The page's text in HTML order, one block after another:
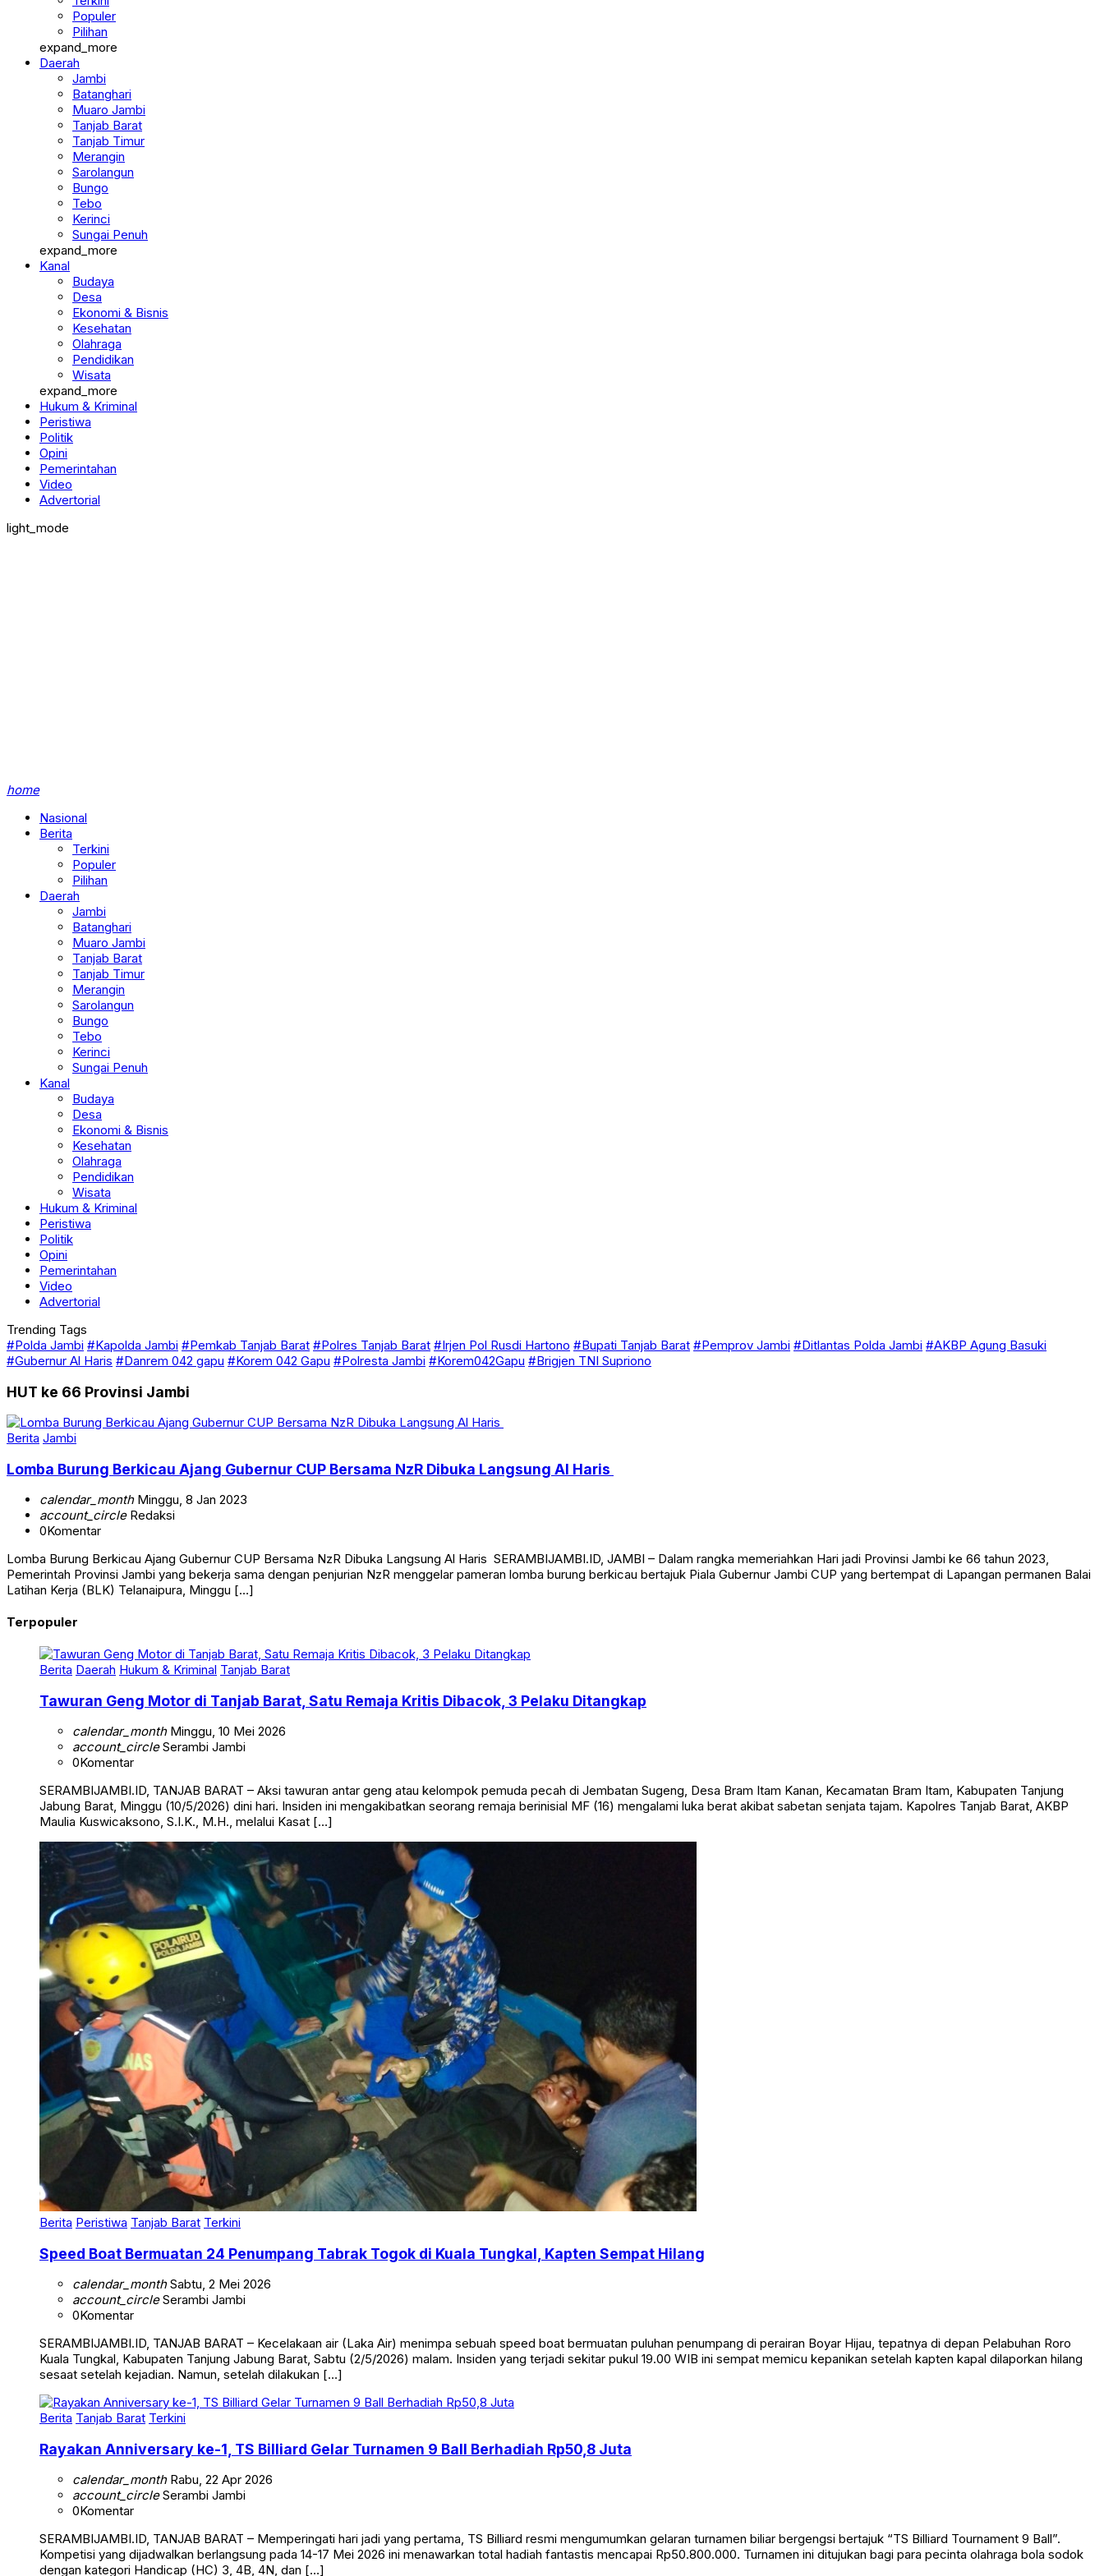
Populer
Pilihan
expand_more
Daerah
Jambi
Batanghari
Muaro Jambi
Tanjab Barat
Tanjab Timur
Merangin
Sarolangun
Bungo
Tebo
Kerinci
Sungai Penuh
expand_more
Kanal
Budaya
Desa
Ekonomi & Bisnis
Kesehatan
Olahraga
Pendidikan
Wisata
expand_more
Hukum & Kriminal
Peristiwa
Politik
Opini
Pemerintahan
Video
Advertorial
light_mode
home
Nasional
Berita
Terkini
Populer
Pilihan
Daerah
Jambi
Batanghari
Muaro Jambi
Tanjab Barat
Tanjab Timur
Merangin
Sarolangun
Bungo
Tebo
Kerinci
Sungai Penuh
Kanal
Budaya
Desa
Ekonomi & Bisnis
Kesehatan
Olahraga
Pendidikan
Wisata
Hukum & Kriminal
Peristiwa
Politik
Opini
Pemerintahan
Video
Advertorial
Trending Tags
#Polda Jambi #Kapolda Jambi #Pemkab Tanjab Barat #Polres Tanjab Barat #Irjen Pol Rusdi Hartono #Bupati Tanjab Barat #Pemprov Jambi #Ditlantas Polda Jambi #AKBP Agung Basuki
#Gubernur Al Haris #Danrem 042 gapu #Korem 042 Gapu #Polresta Jambi #Korem042Gapu #Brigjen TNI Supriono
HUT ke 66 Provinsi Jambi
Berita Jambi
Lomba Burung Berkicau Ajang Gubernur CUP Bersama NzR Dibuka Langsung Al Haris
calendar_monthMinggu, 8 Jan 2023
account_circleRedaksi
0Komentar
Lomba Burung Berkicau Ajang Gubernur CUP Bersama NzR Dibuka Langsung Al Haris SERAMBIJAMBI.ID, JAMBI – Dalam rangka memeriahkan Hari jadi Provinsi Jambi ke 66 tahun 2023,
Pemerintah Provinsi Jambi yang bekerja sama dengan penjurian NzR menggelar pameran lomba burung berkicau bertajuk Piala Gubernur Jambi CUP yang bertempat di Lapangan permanen Balai
Latihan Kerja (BLK) Telanaipura, Minggu […]
Terpopuler
Berita Daerah Hukum & Kriminal Tanjab Barat
Tawuran Geng Motor di Tanjab Barat, Satu Remaja Kritis Dibacok, 3 Pelaku Ditangkap
calendar_monthMinggu, 10 Mei 2026
account_circleSerambi Jambi
0Komentar
SERAMBIJAMBI.ID, TANJAB BARAT – Aksi tawuran antar geng atau kelompok pemuda pecah di Jembatan Sugeng, Desa Bram Itam Kanan, Kecamatan Bram Itam, Kabupaten Tanjung
Jabung Barat, Minggu (10/5/2026) dini hari. Insiden ini mengakibatkan seorang remaja berinisial MF (16) mengalami luka berat akibat sabetan senjata tajam. Kapolres Tanjab Barat, AKBP
Maulia Kuswicaksono, S.I.K., M.H., melalui Kasat […]
Berita Peristiwa Tanjab Barat Terkini
Speed Boat Bermuatan 24 Penumpang Tabrak Togok di Kuala Tungkal, Kapten Sempat Hilang
calendar_monthSabtu, 2 Mei 2026
account_circleSerambi Jambi
0Komentar
SERAMBIJAMBI.ID, TANJAB BARAT – Kecelakaan air (Laka Air) menimpa sebuah speed boat bermuatan puluhan penumpang di perairan Boyar Hijau, tepatnya di depan Pelabuhan Roro
Kuala Tungkal, Kabupaten Tanjung Jabung Barat, Sabtu (2/5/2026) malam. Insiden yang terjadi sekitar pukul 19.00 WIB ini sempat memicu kepanikan setelah kapten kapal dilaporkan hilang
sesaat setelah kejadian. Namun, setelah dilakukan […]
Berita Tanjab Barat Terkini
Rayakan Anniversary ke-1, TS Billiard Gelar Turnamen 9 Ball Berhadiah Rp50,8 Juta
calendar_monthRabu, 22 Apr 2026
account_circleSerambi Jambi
0Komentar
SERAMBIJAMBI.ID, TANJAB BARAT – Memperingati hari jadi yang pertama, TS Billiard resmi mengumumkan gelaran turnamen biliar bergengsi bertajuk “TS Billiard Tournament 9 Ball”.
Kompetisi yang dijadwalkan berlangsung pada 14-17 Mei 2026 ini menawarkan total hadiah fantastis mencapai Rp50.800.000. Turnamen ini ditujukan bagi para pecinta olahraga bola sodok
dengan kategori Handicap (HC) 3, 4B, 4N, dan […]